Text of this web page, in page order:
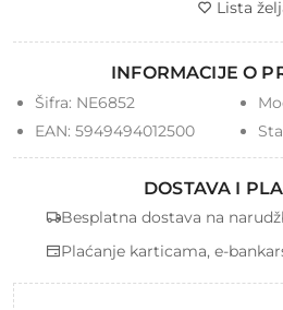
Lista
INFORMACIJE O
Šifra: NE6852
EAN: 5949494012500
DOSTAVA I
Besplatna dostava na
Plaćanje karticama, e-